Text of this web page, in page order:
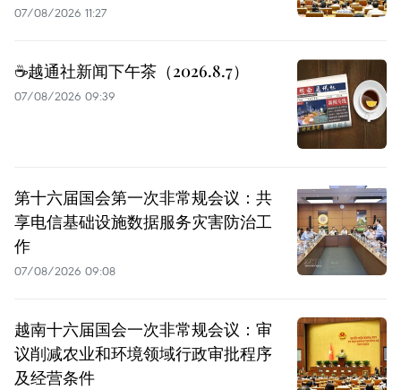
07/08/2026 11:27
☕️越通社新闻下午茶（2026.8.7）
07/08/2026 09:39
第十六届国会第一次非常规会议：共
享电信基础设施数据服务灾害防治工
作
07/08/2026 09:08
越南十六届国会一次非常规会议：审
议削减农业和环境领域行政审批程序
及经营条件